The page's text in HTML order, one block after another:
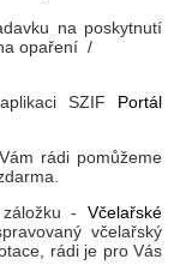
na poskytnutí
opaření /
SZIF Portál
rádi pomůžeme
- Včelařské
včelařský
rádi je pro Vás